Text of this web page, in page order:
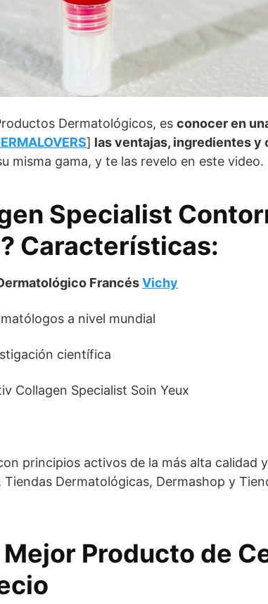
Dermatológicos, es conocer en
] las ventajas, ingredientes y
misma gama, y te las revelo en este video.
Specialist
Características:
FrancésVichy
a nivel mundial
científica
Collagen Specialist Soin Yeux
principios activos de la más alta calidad
Dermatológicas, Dermashop y
Producto de